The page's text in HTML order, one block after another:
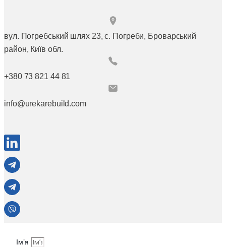
вул. Погребський шлях 23, с. Погреби, Броварський
район, Київ обл.
+380 73 821 44 81
info@urekarebuild.com
Ім’я